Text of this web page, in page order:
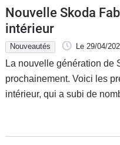
Nouvelle Skoda
intérieur
Nouveautés Le 29/04/
La nouvelle génération de
prochainement. Voici les
intérieur, qui a subi de